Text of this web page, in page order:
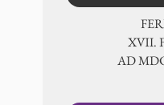
ⅩⅦ.
AD